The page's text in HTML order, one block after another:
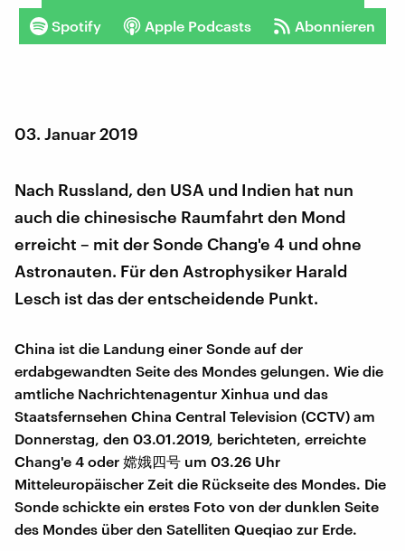
Spotify Apple Podcasts Abonnieren
03. Januar 2019
Nach Russland, den USA und Indien hat nun
auch die chinesische Raumfahrt den Mond
erreicht – mit der Sonde Chang'e 4 und ohne
Astronauten. Für den Astrophysiker Harald
Lesch ist das der entscheidende Punkt.
China ist die Landung einer Sonde auf der
erdabgewandten Seite des Mondes gelungen. Wie die
amtliche Nachrichtenagentur Xinhua und das
Staatsfernsehen China Central Television (CCTV) am
Donnerstag, den 03.01.2019, berichteten, erreichte
Chang'e 4 oder 嫦娥四号 um 03.26 Uhr
Mitteleuropäischer Zeit die Rückseite des Mondes. Die
Sonde schickte ein erstes Foto von der dunklen Seite
des Mondes über den Satelliten Queqiao zur Erde.